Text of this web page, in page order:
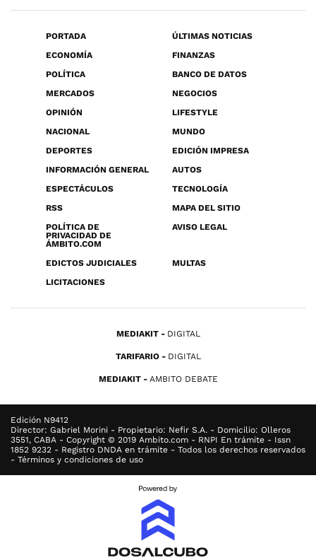
PORTADA
ÚLTIMAS NOTICIAS
ECONOMÍA
FINANZAS
POLÍTICA
BANCO DE DATOS
MERCADOS
NEGOCIOS
OPINIÓN
LIFESTYLE
NACIONAL
MUNDO
DEPORTES
EDICIÓN IMPRESA
INFORMACIÓN GENERAL
AUTOS
ESPECTÁCULOS
TECNOLOGÍA
RSS
MAPA DEL SITIO
POLÍTICA DE
PRIVACIDAD DE
ÁMBITO.COM
AVISO LEGAL
EDICTOS JUDICIALES
MULTAS
LICITACIONES
MEDIAKIT DIGITAL
TARIFARIO DIGITAL
MEDIAKIT AMBITO DEBATE
Edición N9412
Director: Gabriel Morini - Propietario: Nefir S.A. - Domicilio: Olleros
3551, CABA - Copyright © 2019 Ambito.com - RNPI En trámite - Issn
1852 9232 - Registro DNDA en trámite - Todos los derechos reservados
- Términos y condiciones de uso